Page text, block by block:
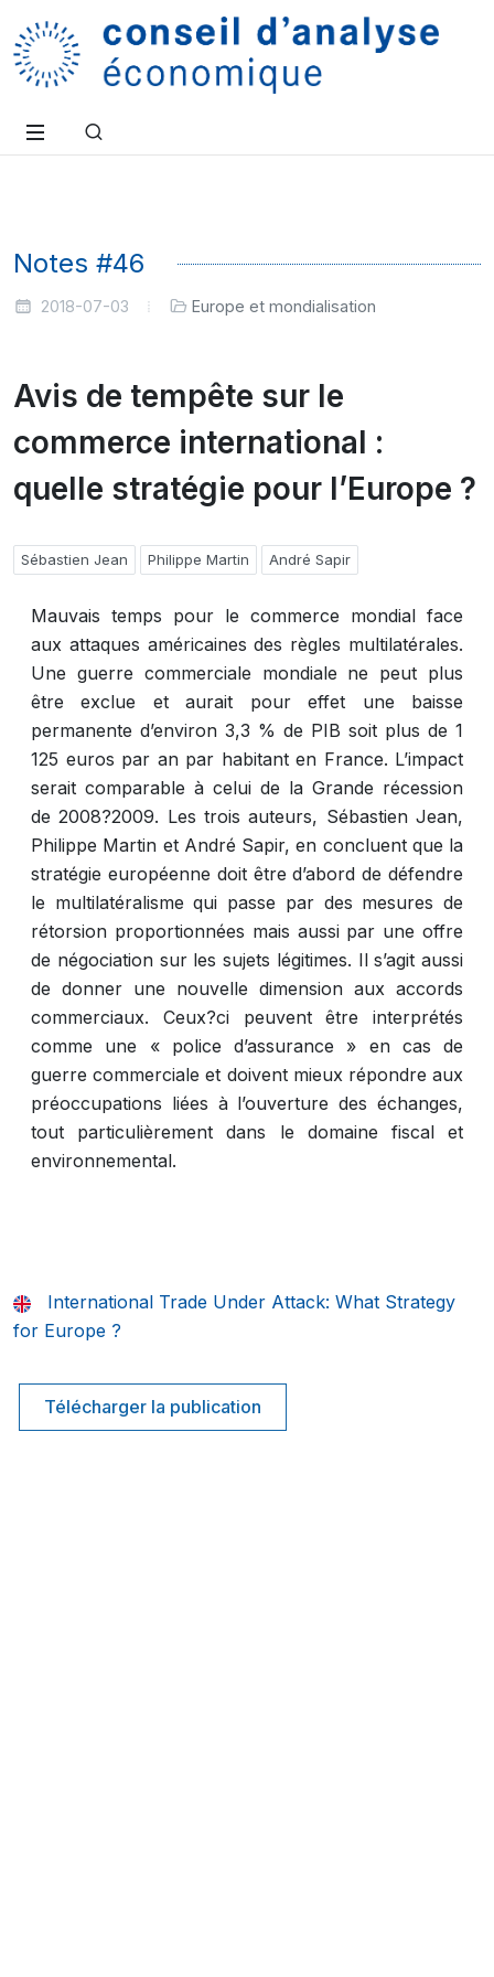
Notes #46
2018-07-03 Europe et mondialisation
Avis de tempête sur le
commerce international :
quelle stratégie pour l’Europe ?
Sébastien Jean Philippe Martin André Sapir
Mauvais temps pour le commerce mondial face
aux attaques américaines des règles multilatérales.
Une guerre commerciale mondiale ne peut plus
être exclue et aurait pour effet une baisse
permanente d’environ 3,3 % de PIB soit plus de 1
125 euros par an par habitant en France. L’impact
serait comparable à celui de la Grande récession
de 2008?2009. Les trois auteurs, Sébastien Jean,
Philippe Martin et André Sapir, en concluent que la
stratégie européenne doit être d’abord de défendre
le multilatéralisme qui passe par des mesures de
rétorsion proportionnées mais aussi par une offre
de négociation sur les sujets légitimes. Il s’agit aussi
de donner une nouvelle dimension aux accords
commerciaux. Ceux?ci peuvent être interprétés
comme une « police d’assurance » en cas de
guerre commerciale et doivent mieux répondre aux
préoccupations liées à l’ouverture des échanges,
tout particulièrement dans le domaine fiscal et
environnemental.
International Trade Under Attack: What Strategy
for Europe ?
Télécharger la publication